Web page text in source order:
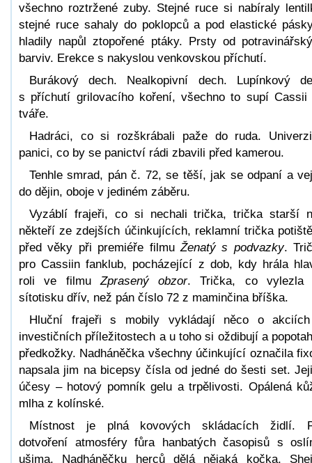
všechno roztržené zuby. Stejné ruce si nabíraly
stejné ruce sahaly do poklopců a pod elastické
hladily napůl ztopořené ptáky. Prsty od
barviv. Erekce s nakyslou venkovskou příchutí.
Burákový dech. Nealkopivní dech. Lupínkový
s příchutí grilovacího koření, všechno to supí Cassii
tváře.
Hadráci, co si rozškrábali paže do ruda.
panici, co by se panictví rádi zbavili před kamerou.
Tenhle smrad, pán č. 72, se těší, jak se odpaní a
do dějin, oboje v jediném záběru.
Vyzáblí frajeři, co si nechali trička, trička starší
někteří ze zdejších účinkujících, reklamní trička
před věky při premiéře filmu Ženatý s podvazky.
pro Cassiin fanklub, pocházející z dob, kdy hrála
roli ve filmu Zprasený obzor. Trička, co vylezla
sítotisku dřív, než pán číslo 72 z maminčina bříška.
Hluční frajeři s mobily vykládají něco o
investičních příležitostech a u toho si oždibují a
předkožky. Nadháněčka všechny účinkující označila
napsala jim na bicepsy čísla od jedné do šesti set.
účesy – hotový pomník gelu a trpělivosti. Opálená
mlha z kolínské.
Místnost je plná kovových skládacích židlí.
dotvoření atmosféry fůra hanbatých časopisů s
ušima. Nadháněčku herců dělá nějaká kočka,